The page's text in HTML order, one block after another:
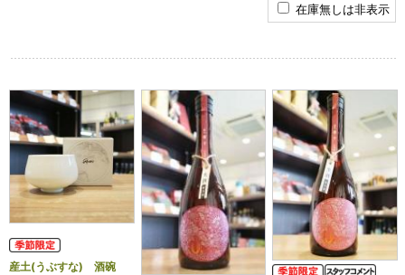
在庫無しは非表示
産土(うぶすな) 酒碗